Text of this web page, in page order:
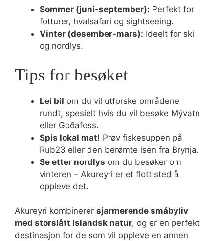
Sommer (juni-september): Perfekt for
fotturer, hvalsafari og sightseeing.
Vinter (desember-mars): Ideelt for ski
og nordlys.
Tips for besøket
Lei bil om du vil utforske områdene
rundt, spesielt hvis du vil besøke Mývatn
eller Goðafoss.
Spis lokal mat! Prøv fiskesuppen på
Rub23 eller den berømte isen fra Brynja.
Se etter nordlys om du besøker om
vinteren – Akureyri er et flott sted å
oppleve det.
Akureyri kombinerer sjarmerende småbyliv
med storslått islandsk natur, og er en perfekt
destinasjon for de som vil oppleve en annen